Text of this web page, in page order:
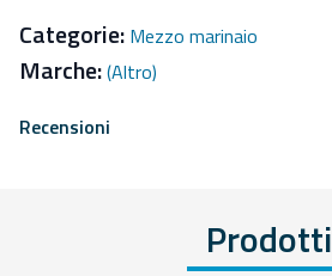
Categorie: Mezzo marinaio
Marche:(Altro)
Recensioni
Prodotti